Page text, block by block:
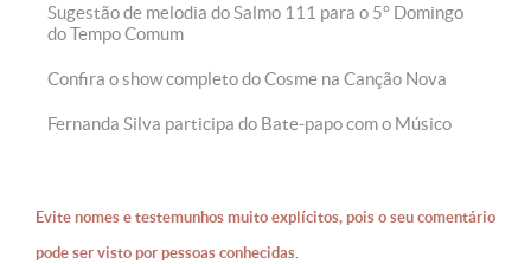
Sugestão de melodia do Salmo 111 para o 5° Domingo
do Tempo Comum
Confira o show completo do Cosme na Canção Nova
Fernanda Silva participa do Bate-papo com o Músico
Evite nomes e testemunhos muito explícitos, pois o seu comentário
pode ser visto por pessoas conhecidas.